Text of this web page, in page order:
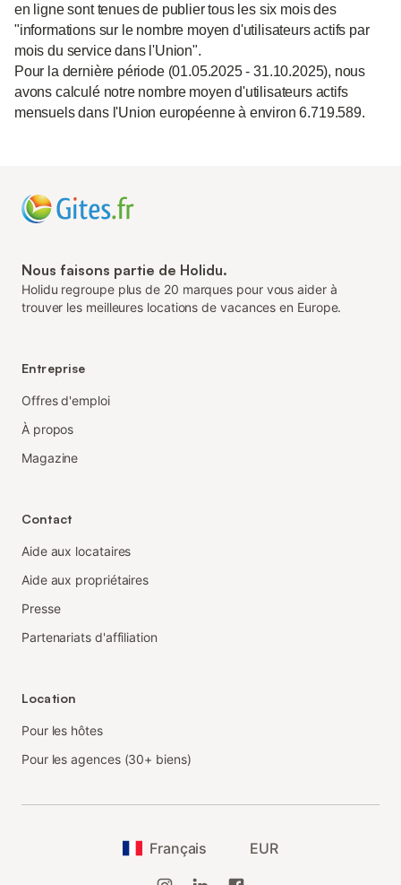
en ligne sont tenues de publier tous les six mois des
"informations sur le nombre moyen d'utilisateurs actifs par
mois du service dans l'Union".
Pour la dernière période (01.05.2025 - 31.10.2025), nous
avons calculé notre nombre moyen d'utilisateurs actifs
mensuels dans l'Union européenne à environ 6.719.589.
Nous faisons partie de Holidu.
Holidu regroupe plus de 20 marques pour vous aider à
trouver les meilleures locations de vacances en Europe.
Entreprise
Offres d'emploi
À propos
Magazine
Contact
Aide aux locataires
Aide aux propriétaires
Presse
Partenariats d'affiliation
Location
Pour les hôtes
Pour les agences (30+ biens)
Français EUR